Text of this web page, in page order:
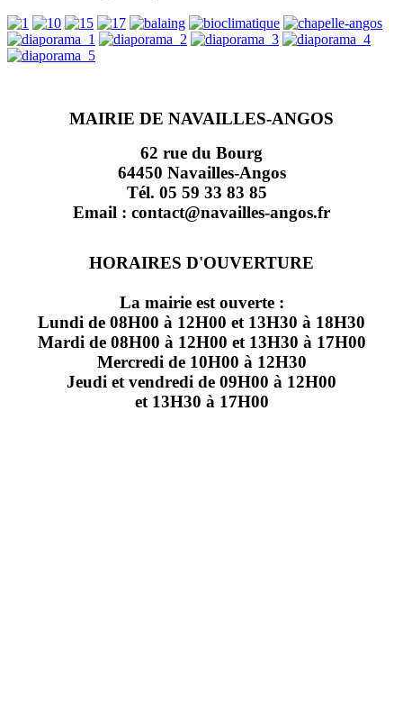
MAIRIE DE NAVAILLES-ANGOS
62 rue du Bourg
64450 Navailles-Angos
Tél. 05 59 33 83 85
Email : contact@navailles-angos.fr
HORAIRES D'OUVERTURE
La mairie est ouverte :
Lundi de 08H00 à 12H00 et 13H30 à 18H30
Mardi de 08H00 à 12H00 et 13H30 à 17H00
Mercredi de 10H00 à 12H30
Jeudi et vendredi de 09H00 à 12H00
et 13H30 à 17H00